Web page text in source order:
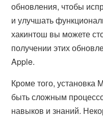
обновления, чтобы
и улучшать
хакинтош вы можете
получении этих
Apple.
Кроме того, установка
быть сложным
навыков и знаний.